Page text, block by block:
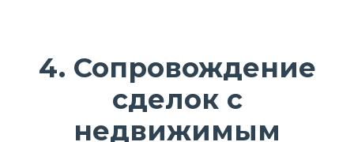
4. Сопровождение
сделок с
недвижимым